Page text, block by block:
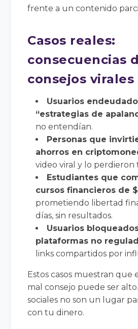
frente a un contenido
Casos reales:
consecuencias
consejos virales
Usuarios
“estrategias de
no entendían.
Personas que
ahorros en
video viral y lo perdieron
Estudiantes que
cursos financieros de
prometiendo libertad
días, sin resultados.
Usuarios
plataformas no
links compartidos por
Estos casos muestran que
mal consejo puede ser
sociales no son un lugar
con tu dinero.